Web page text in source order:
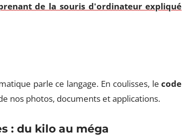
de la souris d'ordinateur expliqué
parle ce langage. En coulisses, lecode
nos photos, documents et applications.
: du kilo au méga